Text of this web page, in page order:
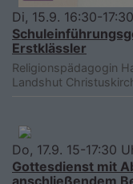
Di, 15.9. 16:30-
Erstklässler
Religionspädagogin
Landshut
Do, 17.9. 15-17:30
Gottesdienst mit